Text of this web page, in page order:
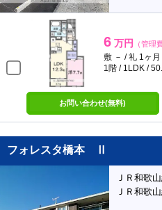
6 万円 （管理
敷 － / 礼 1ヶ月
1階 / 1LDK /
お問い合わせ(無料)
フォレスタ橋本 Ⅱ
ＪＲ和歌
ＪＲ和歌